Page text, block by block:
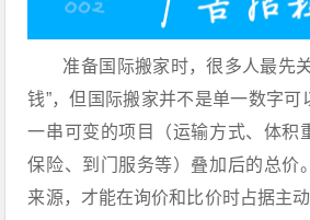
准备国际搬家时，很多人最先
钱”，但国际搬家并不是单一数字可
一串可变的项目（运输方式、体积
保险、到门服务等）叠加后的总价
来源，才能在询价和比价时占据主